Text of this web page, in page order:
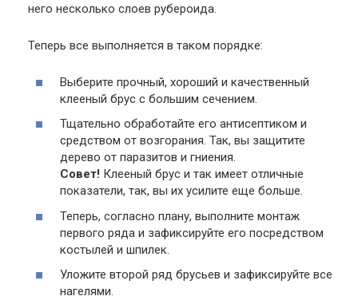
него несколько слоев рубероида.
Теперь все выполняется в таком порядке:
Выберите прочный, хороший и качественный
клееный брус с большим сечением.
Тщательно обработайте его антисептиком и
средством от возгорания. Так, вы защитите
дерево от паразитов и гниения.
Совет! Клееный брус и так имеет отличные
показатели, так, вы их усилите еще больше.
Теперь, согласно плану, выполните монтаж
первого ряда и зафиксируйте его посредством
костылей и шпилек.
Уложите второй ряд брусьев и зафиксируйте все
нагелями.